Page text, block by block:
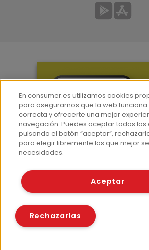
Hemeroteca
Contacto
Prensa
Corpus Lingüístico
© Fundación EROSKI
Políticas de cookies
En consumer.es utilizamos cookies
para asegurarnos que la web
correcta y ofrecerte una mejor
navegación. Puedes aceptar todas las
pulsando el botón “aceptar”,
para elegir libremente las que mejor
necesidades.
Aceptar
Rechazarlas